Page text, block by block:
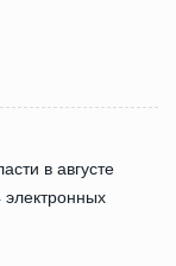
в августе